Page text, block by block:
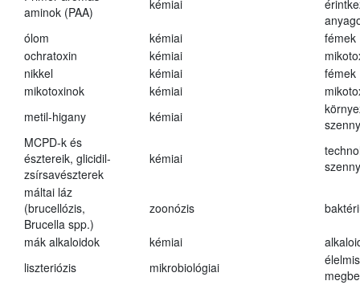
aminok (PAA)
kémiai
ólom
kémiai
fémek
ochratoxin
kémiai
nikkel
kémiai
fémek
mikotoxinok
kémiai
metil-higany
kémiai
MCPD-k és
észtereik, glicidil-
zsírsavészterek
kémiai
máltai láz
(brucellózis,
Brucella spp.)
zoonózis
mák alkaloidok kémiai
liszteriózis
mikrobiológiai